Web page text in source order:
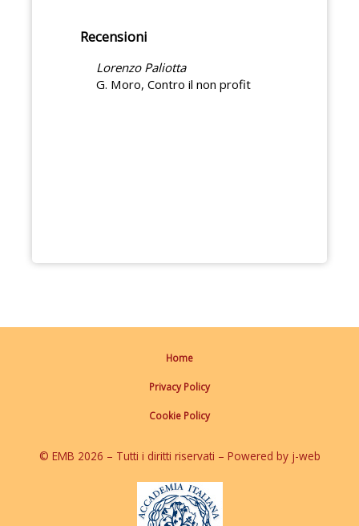
Recensioni
Lorenzo Paliotta
G. Moro, Contro il non profit
Home
Privacy Policy
Cookie Policy
© EMB 2026 – Tutti i diritti riservati – Powered by j-web